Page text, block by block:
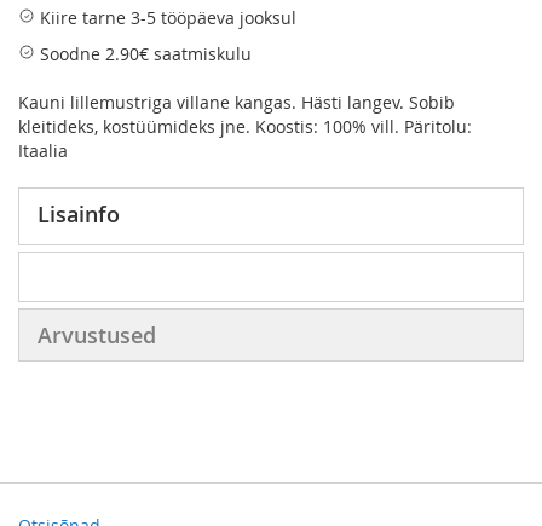
Kiire tarne 3-5 tööpäeva jooksul
Soodne 2.90€ saatmiskulu
Kauni lillemustriga villane kangas. Hästi langev. Sobib
kleitideks, kostüümideks jne. Koostis: 100% vill. Päritolu:
Itaalia
Lisainfo
Arvustused